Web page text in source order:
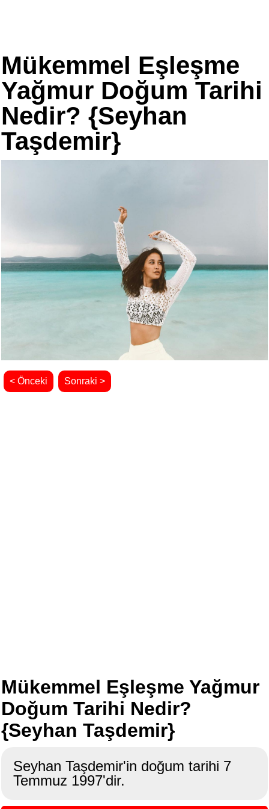
Mükemmel Eşleşme
Yağmur Doğum Tarihi
Nedir? {Seyhan
Taşdemir}
< Önceki Sonraki >
Mükemmel Eşleşme Yağmur
Doğum Tarihi Nedir?
{Seyhan Taşdemir}
Seyhan Taşdemir'in doğum tarihi 7
Temmuz 1997'dir.